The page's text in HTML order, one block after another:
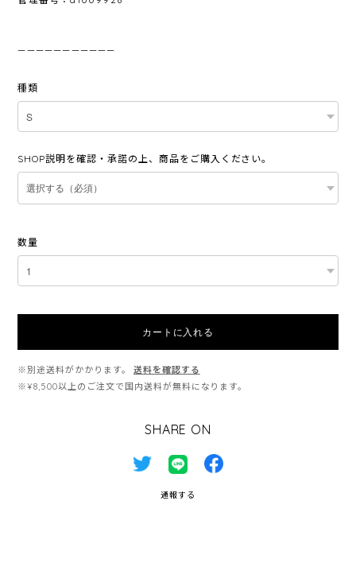
———————————
種類
SHOP説明を確認・承諾の上、商品をご購入ください。
数量
カートに入れる
※別途送料がかかります。
送料を確認する
※¥8,500以上のご注文で国内送料が無料になります。
SHARE ON
通報する